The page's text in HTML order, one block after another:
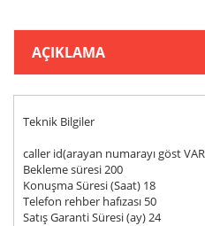
AÇIKLAMA
Teknik Bilgiler
caller id(arayan numarayı göst VAR
Bekleme süresi 200
Konuşma Süresi (Saat) 18
Telefon rehber hafızası 50
Satış Garanti Süresi (ay) 24